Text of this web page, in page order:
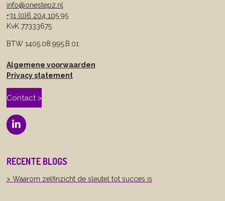
info@onestep2.nl
+31 (0)6 204 105 95
KvK 77333675
BTW 1405.08.995.B.01
Algemene voorwaarden
Privacy statement
Contact >
L
i
e
I
RECENTE BLOGS
> Waarom zelfinzicht de sleutel tot succes is